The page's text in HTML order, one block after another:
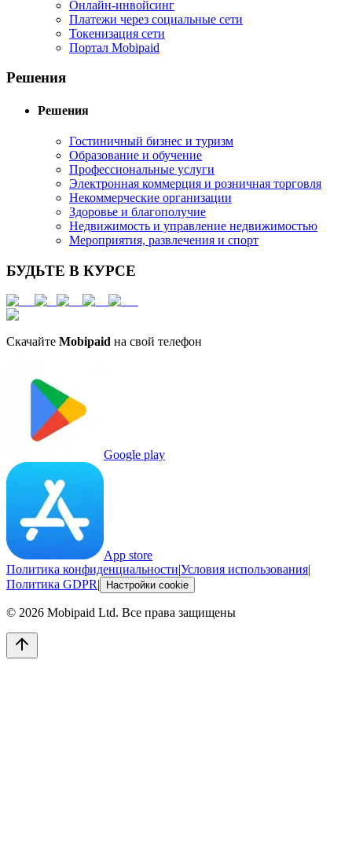
Онлайн-инвойсинг
Платежи через социальные сети
Токенизация сети
Портал Mobipaid
Решения
Решения
Гостиничный бизнес и туризм
Образование и обучение
Профессиональные услуги
Электронная коммерция и розничная торговля
Некоммерческие организации
Здоровье и благополучие
Недвижимость и управление недвижимостью
Мероприятия, развлечения и спорт
БУДЬТЕ В КУРСЕ
Скачайте Mobipaid на свой телефон
Google play
App store
Политика конфиденциальности|Условия использования|
Политика GDPR| Настройки cookie
© 2026 Mobipaid Ltd. Все права защищены